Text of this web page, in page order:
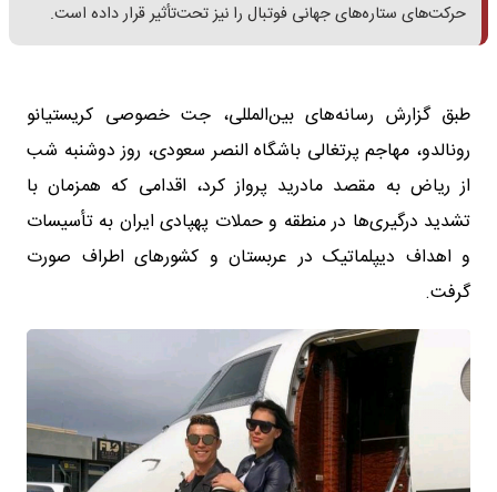
حرکت‌های ستاره‌های جهانی فوتبال را نیز تحت‌تأثیر قرار داده است.
طبق گزارش رسانه‌های بین‌المللی، جت خصوصی کریستیانو
رونالدو، مهاجم پرتغالی باشگاه النصر سعودی، روز دوشنبه شب
از ریاض به مقصد مادرید پرواز کرد، اقدامی که همزمان با
تشدید درگیری‌ها در منطقه و حملات پهپادی ایران به تأسیسات
و اهداف دیپلماتیک در عربستان و کشورهای اطراف صورت
گرفت.